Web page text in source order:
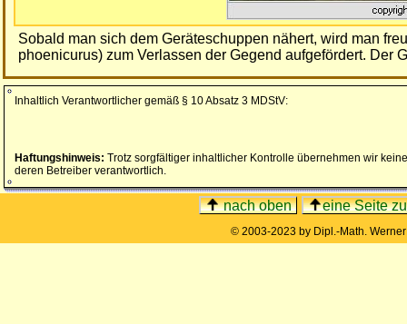
Sobald man sich dem Geräteschuppen nähert, wird man
phoenicurus) zum Verlassen der Gegend aufgefördert. Der
Inhaltlich Verantwortlicher gemäß § 10 Absatz 3 MDStV:
Haftungshinweis: Trotz sorgfältiger inhaltlicher Kontrolle übernehmen wir
deren Betreiber verantwortlich.
nach oben eine Seite
© 2003-2023 by Dipl.-Math.